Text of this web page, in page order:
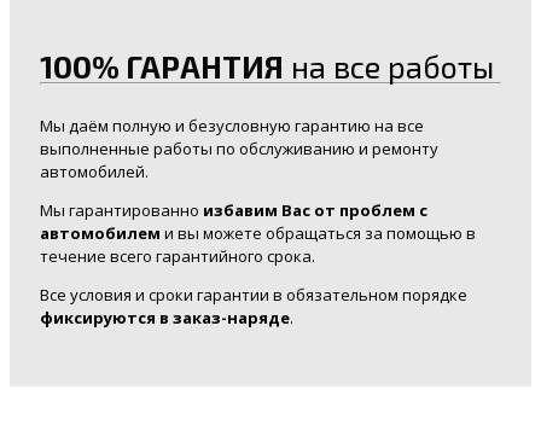
100% ГАРАНТИЯ на все работы
Мы даём полную и безусловную гарантию на все
выполненные работы по обслуживанию и ремонту
автомобилей.
Мы гарантированно избавим Вас от проблем с
автомобилем и вы можете обращаться за помощью в
течение всего гарантийного срока.
Все условия и сроки гарантии в обязательном порядке
фиксируются в заказ-наряде.